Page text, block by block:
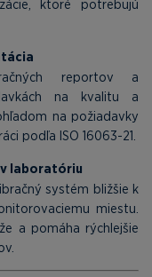
ktoré potrebujú
reportov a
na kvalitu a
na požiadavky
podľa ISO 16063-21.
laboratóriu
systém bližšie k
miestu.
a pomáha rýchlejšie